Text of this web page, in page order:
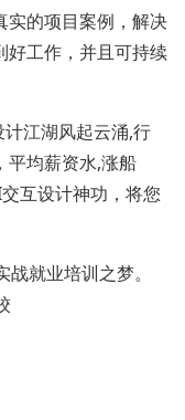
实的项目案例，解决
好工作，并且可持续
江湖风起云涌,行
平均薪资水,涨船
互设计神功，将您
就业培训之梦。